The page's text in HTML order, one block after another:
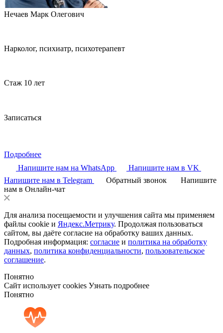
Нечаев Марк Олегович
Нарколог, психиатр, психотерапевт
Стаж 10 лет
Записаться
Подробнее
Напишите нам на WhatsApp
Напишите нам в VK
Напишите нам в Telegram
Обратный звонок
Напишите
нам в Онлайн-чат
Для анализа посещаемости и улучшения сайта мы применяем
файлы cookie и Яндекс.Метрику. Продолжая пользоваться
сайтом, вы даёте согласие на обработку ваших данных.
Подробная информация: согласие и политика на обработку
данных, политика конфиденциальности, пользовательское
соглашение.
Понятно
Сайт использует cookies Узнать подробнее
Понятно